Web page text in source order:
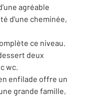
agréable
d'une cheminée,
ce niveau.
deux
wc.
enfilade offre un
grande famille,